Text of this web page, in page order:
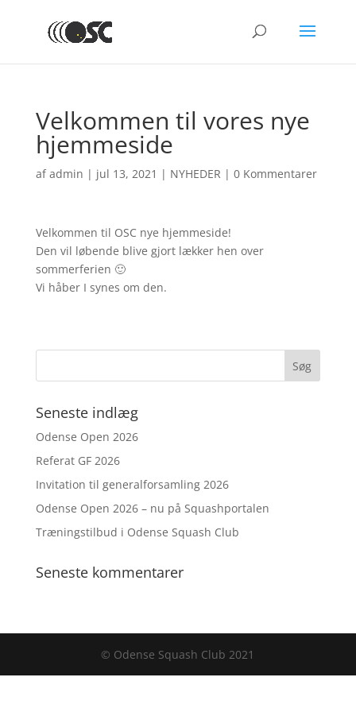
Velkommen til vores nye
hjemmeside
afadmin | jul 13, 2021 | NYHEDER | 0 Kommentarer
Velkommen til OSC nye hjemmeside!
Den vil løbende blive gjort lækker hen over
sommerferien 🙂
Vi håber I synes om den.
Seneste indlæg
Odense Open 2026
Referat GF 2026
Invitation til generalforsamling 2026
Odense Open 2026 – nu på Squashportalen
Træningstilbud i Odense Squash Club
Seneste kommentarer
© Odense Squash Club 2021